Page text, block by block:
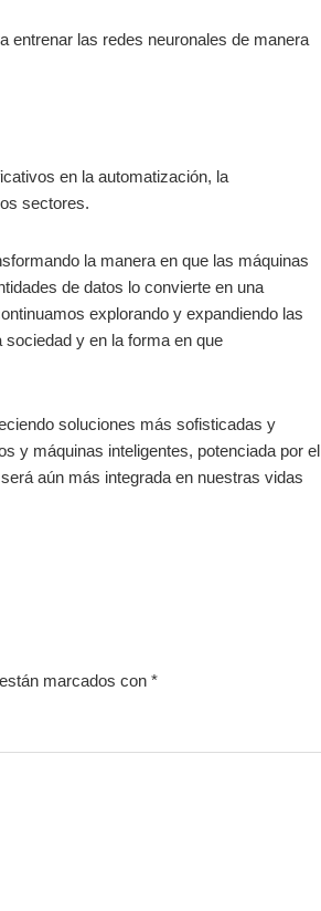
entrenar las redes neuronales de​ manera
en la automatización, la
sectores.
la manera en que las máquinas
de datos lo convierte en ‍una
explorando y expandiendo las
y en​ la ‍forma ​en que
soluciones más sofisticadas y⁣
y máquinas inteligentes, potenciada ‌por ‌el
aún más integrada en ⁢nuestras ⁣vidas
marcados con *